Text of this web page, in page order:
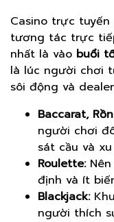
Casino trực
tương tác trực
nhất là vào buổi
là lúc người chơi
sôi động và
Baccarat,
người chơi
sát cầu và
Roulette:Nên
định và ít
Blackjack:
người thích